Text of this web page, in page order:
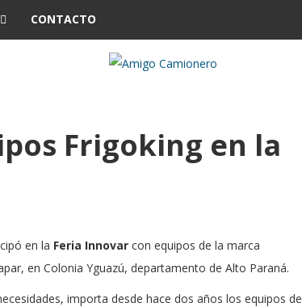
CONTACTO
Frigoking en la
en la Feria Innovar con equipos de la marca
en Colonia Yguazú, departamento de Alto Paraná.
importa desde hace dos años los equipos de